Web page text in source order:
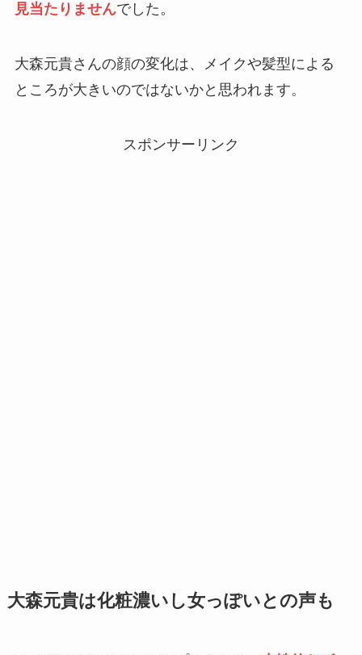
見当たりませんでした。
大森元貴さんの顔の変化は、メイクや髪型による
ところが大きいのではないかと思われます。
スポンサーリンク
大森元貴は化粧濃いし女っぽいとの声も